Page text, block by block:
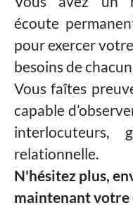
écoute
pour exercer
besoins de
Vous faîtes
capable
interlocuteurs,
relationnelle.
N'hésitez plus,
maintenant votre